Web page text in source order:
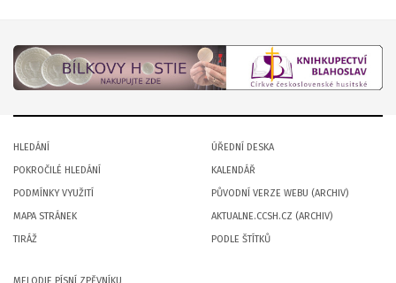
HLEDÁNÍ
POKROČILÉ HLEDÁNÍ
PODMÍNKY VYUŽITÍ
MAPA STRÁNEK
TIRÁŽ
ÚŘEDNÍ DESKA
KALENDÁŘ
PŮVODNÍ VERZE WEBU (ARCHIV)
AKTUALNE.CCSH.CZ (ARCHIV)
PODLE ŠTÍTKŮ